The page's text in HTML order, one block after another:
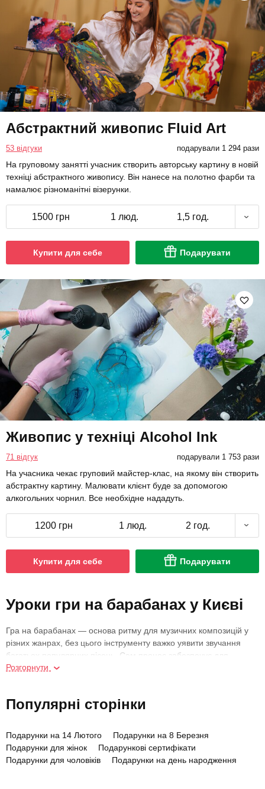
Абстрактний живопис Fluid Art
53 відгуки подарували 1 294 рази
На груповому занятті учасник створить авторську картину в новій
техніці абстрактного живопису. Він нанесе на полотно фарби та
намалює різноманітні візерунки.
1500 грн 1 люд. 1,5 год.
Купити для себе Подарувати
Живопис у техніці Alcohol Ink
71 відгук подарували 1 753 рази
На учасника чекає груповий майстер-клас, на якому він створить
абстрактну картину. Малювати клієнт буде за допомогою
алкогольних чорнил. Все необхідне нададуть.
1200 грн 1 люд. 2 год.
Купити для себе Подарувати
Уроки гри на барабанах у Києві
Гра на барабанах — основа ритму для музичних композицій у
різних жанрах, без цього інструменту важко уявити звучання
багатьох популярних пісень. Сам процес забезпечує для
барабанщика драйв та заряджає енергією, у цьому ремеслі
музичні зв'язки, приходьте на уроки у Києві. Викладач оцінить
інструментах, навчитеся тримати палички та відбивати ритми до
відомих композицій. За підсумком вступного уроку ви зможете
зробити висновки та прийняти рішення про подальший розвиток
Розгорнути
Популярні сторінки
Подарунки на 14 Лютого
Подарунки на 8 Березня
Подарунки для жінок
Подарункові сертифікати
Подарунки для чоловіків
Подарунки на день народження